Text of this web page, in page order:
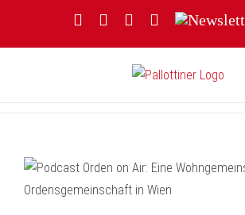
FacebookYouTubeInstagram
Threads
Newsletter